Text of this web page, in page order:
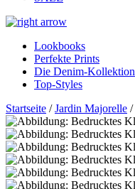
Lookbooks
Perfekte Prints
Die Denim-Kollektion
Top-Styles
Startseite /Jardin Majorelle /